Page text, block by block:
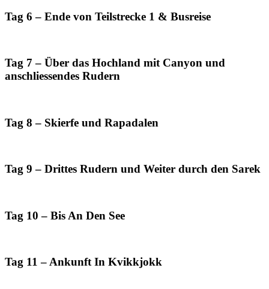
Tag 6 – Ende von Teilstrecke 1 & Busreise
Tag 7 – Über das Hochland mit Canyon und
anschliessendes Rudern
Tag 8 – Skierfe und Rapadalen
Tag 9 – Drittes Rudern und Weiter durch den Sarek
Tag 10 – Bis An Den See
Tag 11 – Ankunft In Kvikkjokk